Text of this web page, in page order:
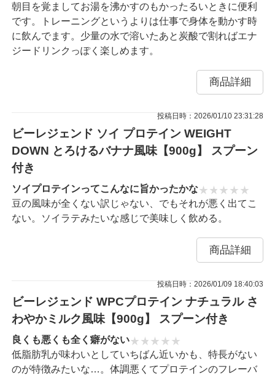
朝目を覚ましてお湯を沸かすのもかったるいときに便利
です。トレーニングというよりは仕事で身体を動かす時
に飲んでます。少量の水で溶いたあと炭酸で割ればエナ
ジードリンクっぽく楽しめます。
商品詳細
投稿日時：2026/01/10 23:31:28
ビーレジェンド ソイ プロテイン WEIGHT
DOWN とろけるバナナ風味【900g】 スプーン
付き
ソイプロテインってこんなに旨かったかな
豆の風味が全くない訳じゃない、でもそれが悪く出てこ
ない。ソイラテみたいな感じで美味しく飲める。
商品詳細
投稿日時：2026/01/09 18:40:03
ビーレジェンド WPCプロテイン ナチュラル さ
わやかミルク風味【900g】 スプーン付き
良くも悪くも全く癖がない
低脂肪乳が味わいとしていちばん近いかも、特長がない
のが特徴みたいな…。体調悪くてプロテインのフレーバ